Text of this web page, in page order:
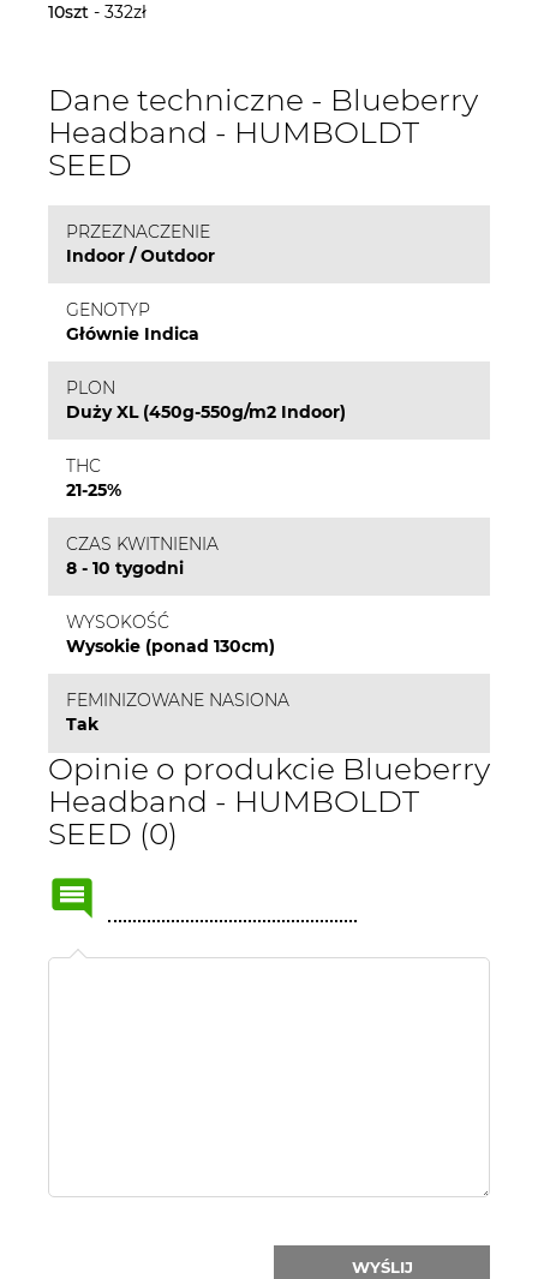
10szt - 332zł
Dane techniczne - Blueberry
Headband - HUMBOLDT
SEED
PRZEZNACZENIE
Indoor / Outdoor
GENOTYP
Głównie Indica
PLON
Duży XL (450g-550g/m2 Indoor)
THC
21-25%
CZAS KWITNIENIA
8 - 10 tygodni
WYSOKOŚĆ
Wysokie (ponad 130cm)
FEMINIZOWANE NASIONA
Tak
Opinie o produkcie Blueberry
Headband - HUMBOLDT
SEED (0)
WYŚLIJ